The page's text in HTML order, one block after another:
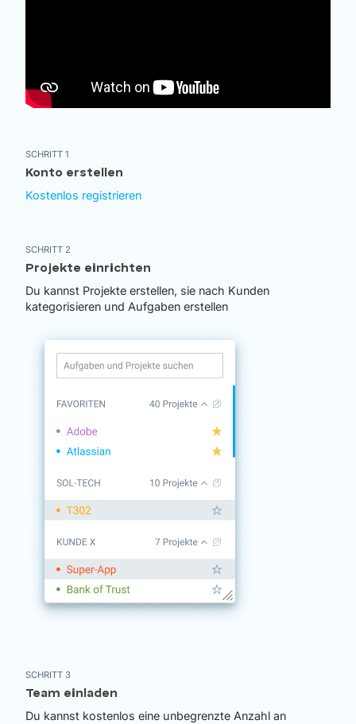
SCHRITT 1
Konto erstellen
Kostenlos registrieren
SCHRITT 2
Projekte einrichten
Du kannst Projekte erstellen, sie nach Kunden
kategorisieren und Aufgaben erstellen
SCHRITT 3
Team einladen
Du kannst kostenlos eine unbegrenzte Anzahl an